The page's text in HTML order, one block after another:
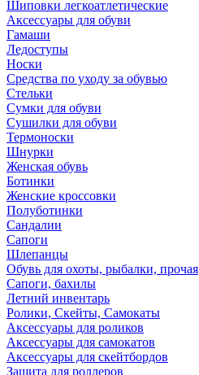
Шиповки легкоатлетические
Аксессуары для обуви
Гамаши
Ледоступы
Носки
Средства по уходу за обувью
Стельки
Сумки для обуви
Сушилки для обуви
Термоноски
Шнурки
Женская обувь
Ботинки
Женские кроссовки
Полуботинки
Сандалии
Сапоги
Шлепанцы
Обувь для охоты, рыбалки, прочая
Сапоги, бахилы
Летний инвентарь
Ролики, Скейты, Самокаты
Аксессуары для роликов
Аксессуары для самокатов
Аксессуары для скейтбордов
Защита для роллеров